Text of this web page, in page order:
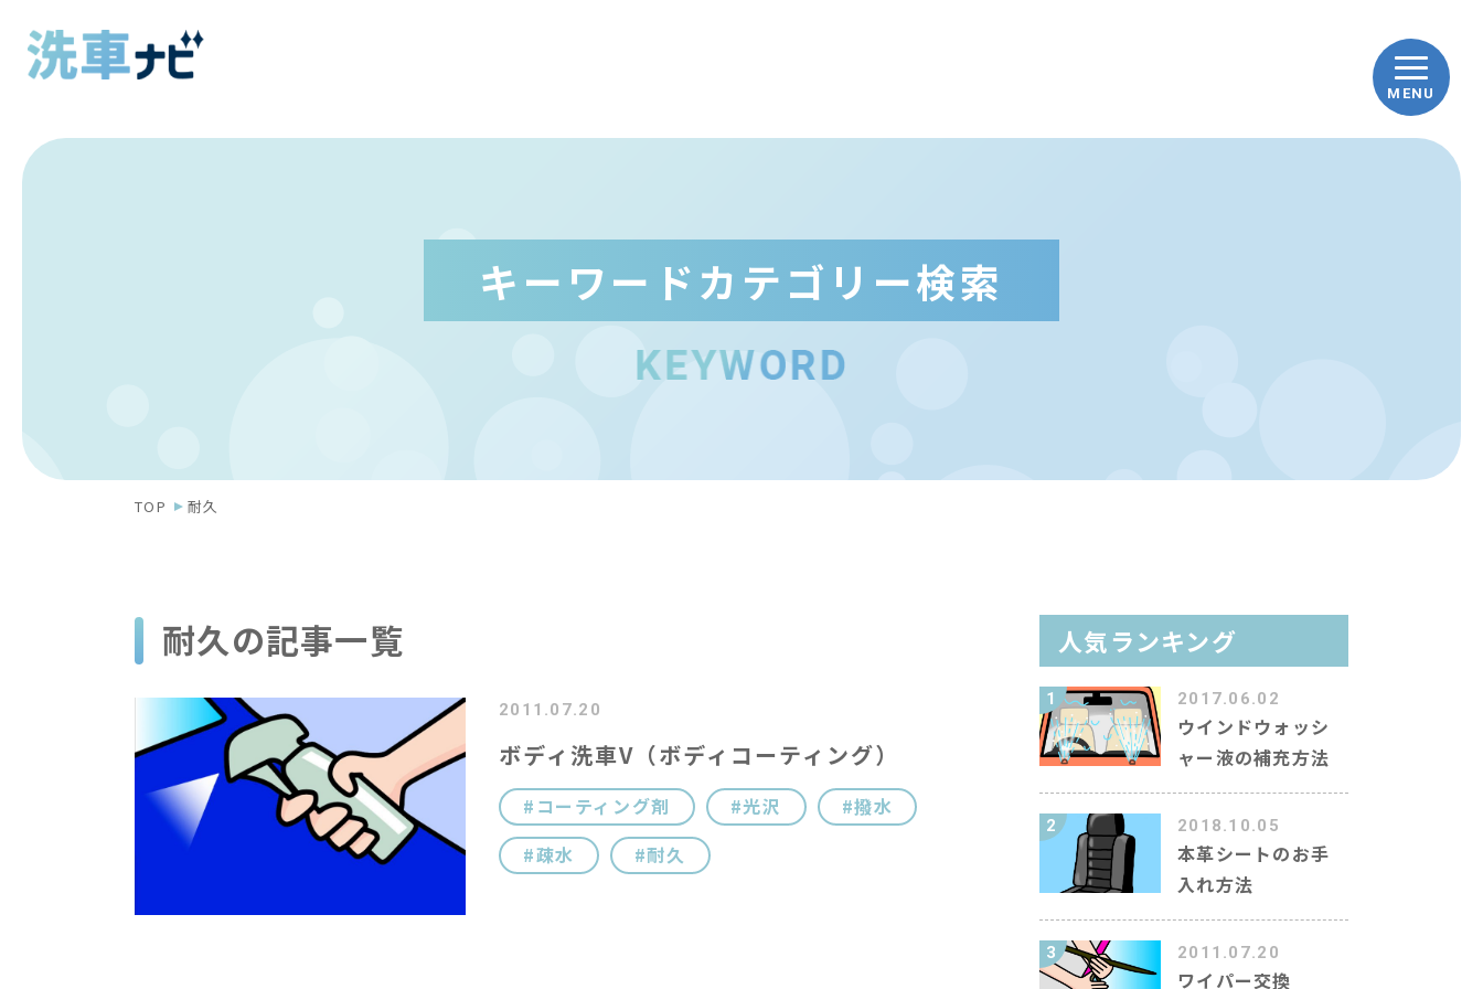
MENU
洗車ナビとは
こんな時どうする？Q&A
キャラクター紹介
#キーワード
キーワードカテゴリー検索
TOP 耐久
耐久の記事一覧
2011.07.20
ボディ洗車V（ボディコーティング）
コーティング剤 光沢
撥水
疎水
耐久
人気ランキング
1 2017.06.02
ウインドウォッシ
ャー液の補充方法
2 2018.10.05
本革シートのお手
入れ方法
3 2011.07.20
ワイパー交換